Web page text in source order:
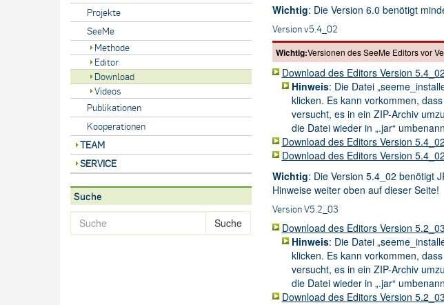
Projekte
SeeMe
Methode
Editor
Download
Videos
Publikationen
Kooperationen
TEAM
SERVICE
Suche
Suche
Wichtig: Die Version 6.0 benötigt
Version v5.4_02
Wichtig:Versionen des SeeMe Editors vor
Download des Editors Version
Hinweis: Die Datei
klicken. Es kann vorkommen,
versucht, es in ein ZIP-Archiv
die Datei wieder in „.jar“
Download des Editors Version
Download des Editors Version
Wichtig: Die Version 5.4_02 benötigt
Hinweise weiter oben auf dieser Seite!
Version V5.2_03
Download des Editors Version
Hinweis: Die Datei
klicken. Es kann vorkommen,
versucht, es in ein ZIP-Archiv
die Datei wieder in „.jar“
Download des Editors Version